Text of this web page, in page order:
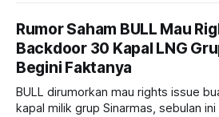
Rumor Saham BULL Mau
Backdoor 30 Kapal LNG
Begini Faktanya
BULL dirumorkan mau rights issue
kapal milik grup Sinarmas, sebulan